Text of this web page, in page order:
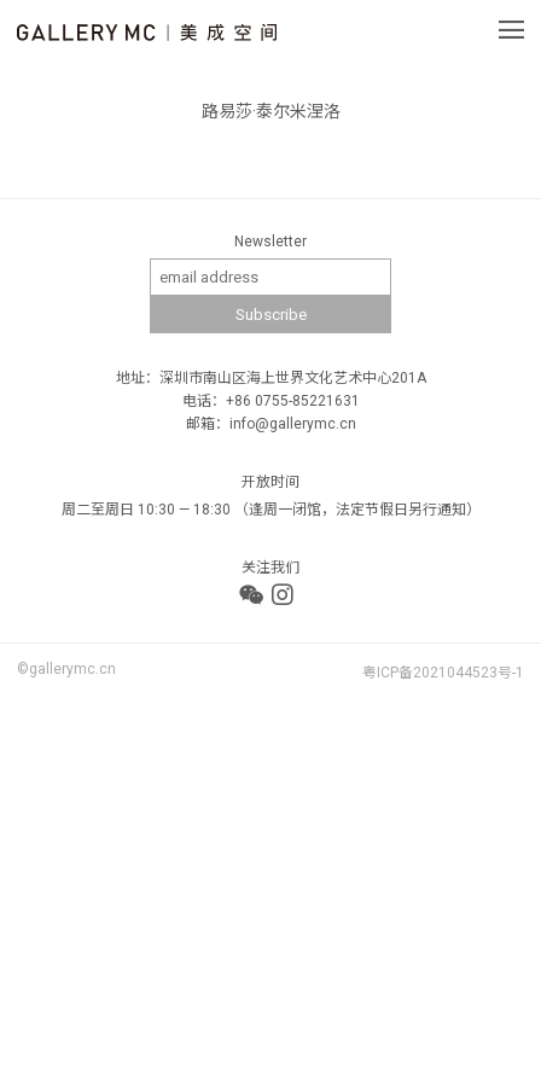
路易莎·泰尔米涅洛
Newsletter
地址：深圳市南山区海上世界文化艺术中心201A
电话：+86 0755-85221631
邮箱：info@gallerymc.cn
开放时间
周二至周日 10:30 — 18:30 （逢周一闭馆，法定节假日另行通知）
关注我们
©gallerymc.cn 粤ICP备2021044523号-1